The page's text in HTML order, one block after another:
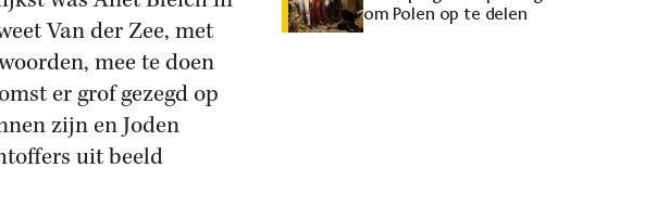
Van der Zee, met
mee te doen
er grof gezegd op
zijn en Joden
uit beeld
om Polen op te delen